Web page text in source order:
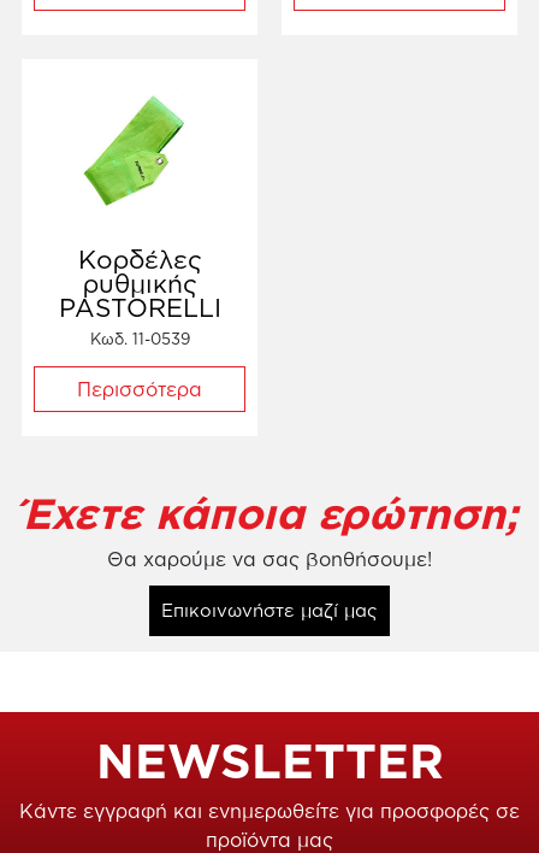
Κορδέλες
ρυθμικής
PASTORELLI
Κωδ. 11-0539
Περισσότερα
Έχετε κάποια ερώτηση;
Θα χαρούμε να σας βοηθήσουμε!
Επικοινωνήστε μαζί μας
NEWSLETTER
Κάντε εγγραφή και ενημερωθείτε για προσφορές σε
προϊόντα μας